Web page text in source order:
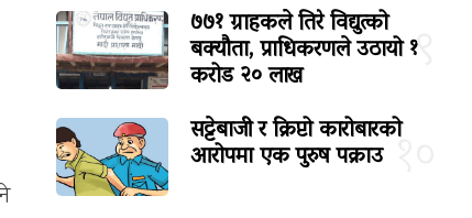
९
७७१ ग्राहकले तिरे विद्युत्को
बक्यौता, प्राधिकरणले उठायो १
करोड २० लाख
१०
सट्टेबाजी र क्रिप्टो कारोबारको
आरोपमा एक पुरुष पक्राउ